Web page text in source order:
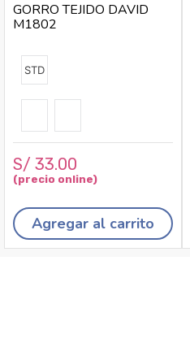
STD
GORRO TEJIDO DAVID
M1802
S/ 33.00
Agregar al carrito